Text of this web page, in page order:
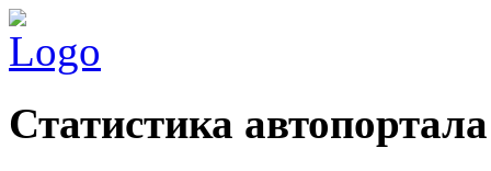
Статистика автопортала